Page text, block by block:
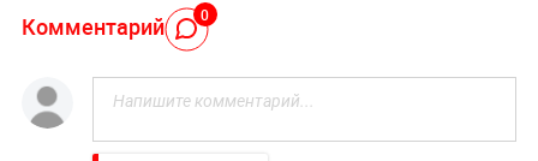
Комментарий 0